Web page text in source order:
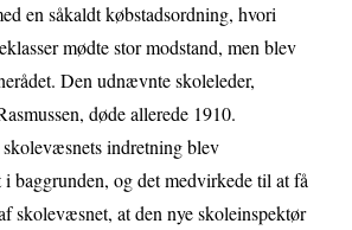
en såkaldt købstadsordning, hvori
mødte stor modstand, men blev
Den udnævnte skoleleder,
døde allerede 1910.
indretning blev
baggrunden, og det medvirkede til at få
skolevæsnet, at den nye skoleinspektør